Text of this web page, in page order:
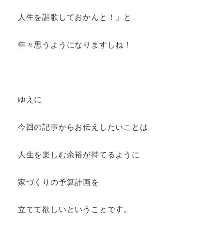
人生を謳歌しておかんと！」と
年々思うようになりますしね！
ゆえに
今回の記事からお伝えしたいことは
人生を楽しむ余裕が持てるように
家づくりの予算計画を
立てて欲しいということです。